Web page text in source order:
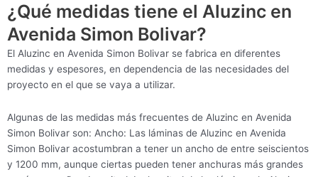
¿Qué medidas tiene el Aluzinc en
Avenida Simon Bolivar?
El Aluzinc en Avenida Simon Bolivar se fabrica en diferentes
medidas y espesores, en dependencia de las necesidades del
proyecto en el que se vaya a utilizar.
Algunas de las medidas más frecuentes de Aluzinc en Avenida
Simon Bolivar son: Ancho: Las láminas de Aluzinc en Avenida
Simon Bolivar acostumbran a tener un ancho de entre seiscientos
y 1200 mm, aunque ciertas pueden tener anchuras más grandes